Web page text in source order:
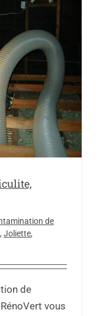
de
, Joliette,
de
vous